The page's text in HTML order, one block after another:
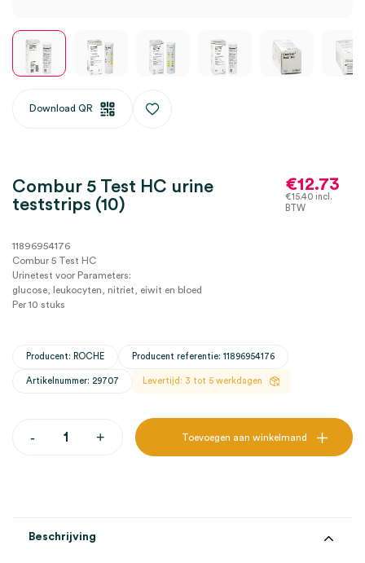
Download QR
Combur 5 Test HC urine
teststrips (10)
€12.73
€15.40incl.
BTW
11896954176
Combur 5 Test HC
Urinetest voor Parameters:
glucose, leukocyten, nitriet, eiwit en bloed
Per 10 stuks
Producent: ROCHE Producent referentie: 11896954176
Artikelnummer: 29707 Levertijd: 3 tot 5 werkdagen
-Combur
aantal
+ Toevoegen aan winkelmand
Beschrijving